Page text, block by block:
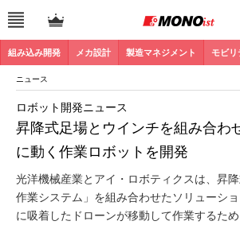
組み込み開発 メカ設計 製造マネジメント モビリ
ニュース
昇降式足場とウインチを組み合わ
に動く作業ロボットを開発
ロボット開発ニュース
光洋機械産業とアイ・ロボティクスは、昇
作業システム」を組み合わせたソリューシ
に吸着したドローンが移動して作業するた